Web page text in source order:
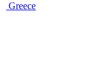
Greece